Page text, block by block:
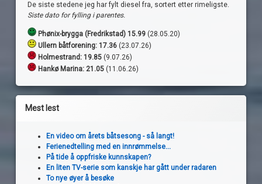
De siste stedene jeg har fylt diesel fra, sortert etter rimeligste.
Siste dato for fylling i parentes.
Phønix-brygga (Fredrikstad) 15.99 (28.05.20)
Ullern båtforening: 17.36 (23.07.26)
Holmestrand: 19.85 (9.07.26)
Hankø Marina: 21.05 (11.06.26)
Mest lest
En video om årets båtsesong - så langt!
Ferienedtelling med en innrømmelse...
På tide å oppfriske kunnskapen?
En liten TV-serie som kanskje har gått under radaren
To nye øyer å besøke